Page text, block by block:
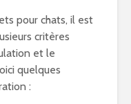
pour chats, il est
critères
et le
quelques
: